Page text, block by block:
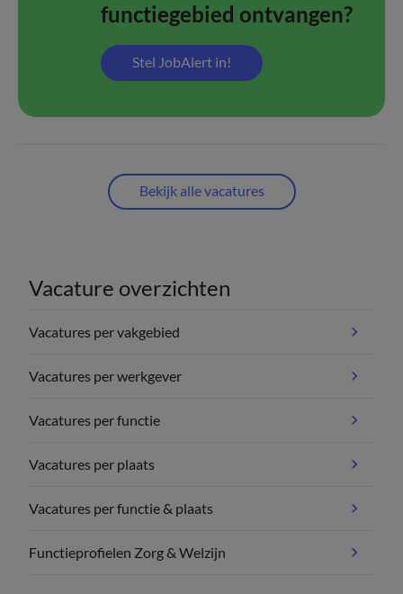
functiegebied ontvangen?
Stel JobAlert in!
Bekijk alle vacatures
Vacature overzichten
Vacatures per vakgebied
Vacatures per werkgever
Vacatures per functie
Vacatures per plaats
Vacatures per functie & plaats
Functieprofielen Zorg & Welzijn